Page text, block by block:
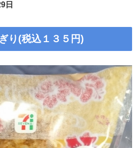
日
り(税込１３５円)